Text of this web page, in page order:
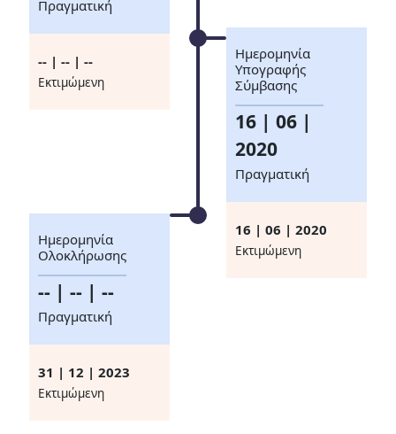
Πραγματική
-- | -- | --
Eκτιμώμενη
Ημερομηνία
Υπογραφής
Σύμβασης
16 | 06 |
2020
Πραγματική
16 | 06 | 2020
Eκτιμώμενη
Ημερομηνία
Ολοκλήρωσης
-- | -- | --
Πραγματική
31 | 12 | 2023
Eκτιμώμενη